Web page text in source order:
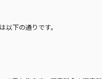
下の通りです。